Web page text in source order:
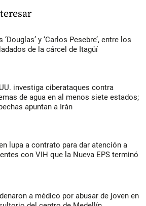
‘Douglas’ y ‘Carlos Pesebre’, entre los
de la cárcel de Itagüí
investiga ciberataques contra
de agua en al menos siete estados;
apuntan a Irán
lupa a contrato para dar atención a
con VIH que la Nueva EPS terminó
a médico por abusar de joven en